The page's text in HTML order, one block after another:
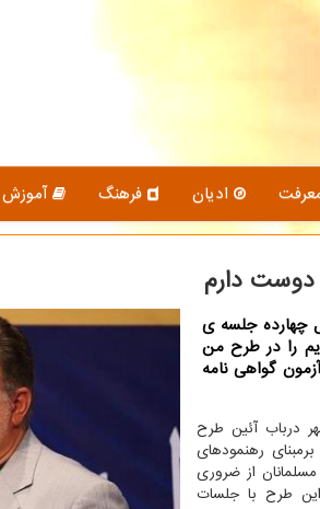
معرفت ادیان فرهنگ آموزش
دوست دارم
چهارده جلسه ی
را در طرح من
گواهی نامه
درباب آئین طرح
رهنمودهای
از ضروری
طرح با جلسات